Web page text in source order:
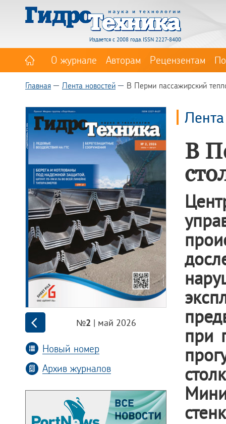
Издается с 2008 года. ISSN 2227-8400
О журнале Авторам Рецензентам
Главная Лента новостей В Перми пассажирский
№2 | май 2026
Новый номер
Архив журналов
В
при